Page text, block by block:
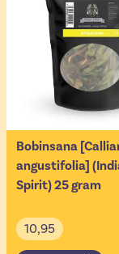
Bobinsana
angustifolia]
Spirit) 25 gram
10,95